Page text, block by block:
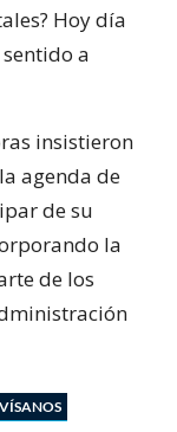
Hoy día
a
insistieron
agenda de
de su
la
de los